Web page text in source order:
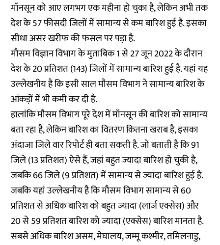
मॉनसून को आए लगभग एक महीना हो चुका है, लेकिन अभी तक
देश के 57 फीसदी जिलों में सामान्य से कम बारिश हुई है. इसका
सीधा असर खरीफ की फसल पर पड़ा है.
मौसम विज्ञान विभाग के मुताबिक 1 से 27 जून 2022 के दौरान
देश के 20 प्रतिशत (143) जिलों में सामान्य बारिश हुई है. यहां यह
उल्लेखनीय है कि इसी साल मौसम विभाग ने सामान्य बारिश के
आंकड़ों में भी कमी कर दी है.
हालांकि मौसम विभाग पूरे देश में मॉनसून की बारिश को सामान्य
बता रहा है, लेकिन बारिश का वितरण कितना खराब है, इसका
अंदाजा जिले वार रिपोर्ट ही बता सकती है. जो बताती है कि 91
जिले (13 प्रतिशत) ऐसे हैं, जहां बहुत ज्यादा बारिश हो चुकी है,
जबकि 66 जिले (9 प्रतिशत) में सामान्य से ज्यादा बारिश हुई है.
जबकि यहां उल्लेखनीय है कि मौसम विभाग सामान्य से 60
प्रतिशत से अधिक बारिश को बहुत ज्यादा (लार्ज एक्सेस) और
20 से 59 प्रतिशत बारिश को ज्यादा (एक्सेस) बारिश मानता है.
सबसे अधिक बारिश असम, मेघालय, जम्मू कश्मीर, तमिलनाडु,